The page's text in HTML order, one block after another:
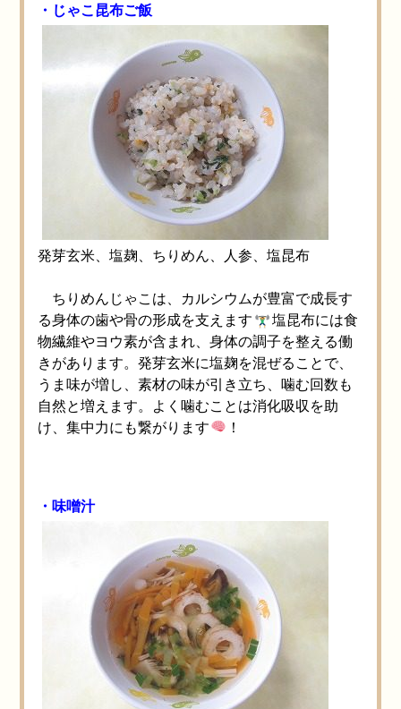
・じゃこ昆布ご飯
発芽玄米、塩麹、ちりめん、人参、塩昆布
ちりめんじゃこは、カルシウムが豊富で成長す
る身体の歯や骨の形成を支えます
塩昆布には食
物繊維やヨウ素が含まれ、身体の調子を整える働
きがあります。発芽玄米に塩麹を混ぜることで、
うま味が増し、素材の味が引き立ち、噛む回数も
自然と増えます。よく噛むことは消化吸収を助
け、集中力にも繋がります
！
・味噌汁